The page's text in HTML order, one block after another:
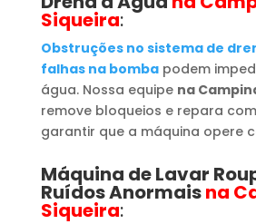
Siqueira:
Obstruções no sistema de
falhas na bombapodem
água. Nossa equipe na
remove bloqueios e repara
garantir que a máquina opere
Máquina de Lavar
Ruídos Anormaisna
Siqueira: